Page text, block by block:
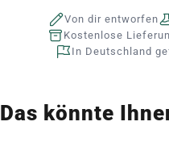
Von dir entworfen
Kostenlose
In Deutschland
Das könnte